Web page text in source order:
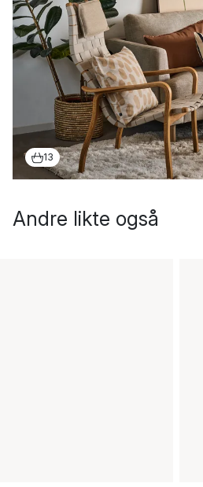
13
Andre likte også